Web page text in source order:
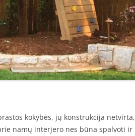
kokybės, jų konstrukcija netvirta,
namų interjero nes būna spalvoti ir